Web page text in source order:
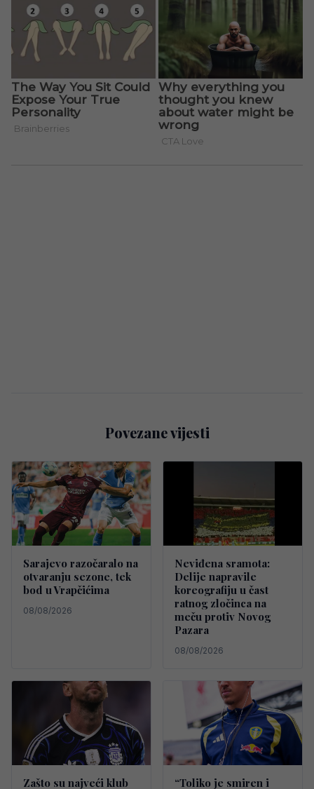
Povezane vijesti
Sarajevo razočaralo na
otvaranju sezone, tek
bod u Vrapčićima
08/08/2026
Neviđena sramota:
Delije napravile
koreografiju u čast
ratnog zločinca na
meču protiv Novog
Pazara
08/08/2026
Zašto su najveći klub
“Toliko je smiren i